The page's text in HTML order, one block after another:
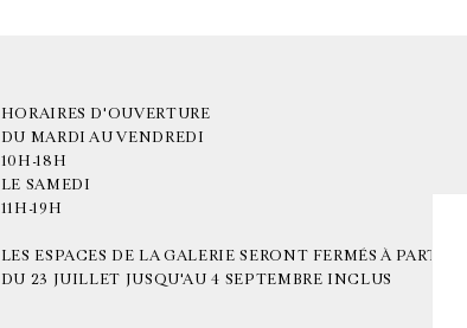
HORAIRES D'OUVERTURE
DU MARDI AU VENDREDI
10H-18H
LE SAMEDI
11H-19H
LES ESPACES DE LA GALERIE SERONT FERMÉS À PARTIR
DU 23 JUILLET JUSQU'AU 4 SEPTEMBRE INCLUS